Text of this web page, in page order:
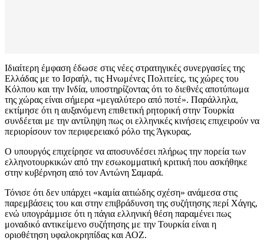
Ιδιαίτερη έμφαση έδωσε στις νέες στρατηγικές συνεργασίες της
Ελλάδας με το Ισραήλ, τις Ηνωμένες Πολιτείες, τις χώρες του
Κόλπου και την Ινδία, υποστηρίζοντας ότι το διεθνές αποτύπωμα
της χώρας είναι σήμερα «μεγαλύτερο από ποτέ». Παράλληλα,
εκτίμησε ότι η αυξανόμενη επιθετική ρητορική στην Τουρκία
συνδέεται με την αντίληψη πως οι ελληνικές κινήσεις επιχειρούν να
περιορίσουν τον περιφερειακό ρόλο της Άγκυρας.
Ο υπουργός επιχείρησε να αποσυνδέσει πλήρως την πορεία των
ελληνοτουρκικών από την εσωκομματική κριτική που ασκήθηκε
στην κυβέρνηση από τον Αντώνη Σαμαρά.
Τόνισε ότι δεν υπάρχει «καμία αιτιώδης σχέση» ανάμεσα στις
παρεμβάσεις του και στην επιβράδυνση της συζήτησης περί Χάγης,
ενώ υπογράμμισε ότι η πάγια ελληνική θέση παραμένει πως
μοναδικό αντικείμενο συζήτησης με την Τουρκία είναι η
οριοθέτηση υφαλοκρηπίδας και ΑΟΖ.